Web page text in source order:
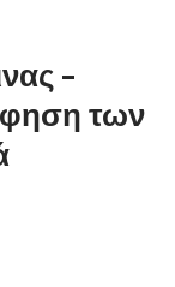
–
των